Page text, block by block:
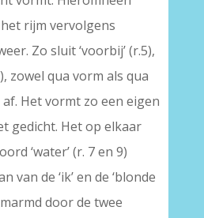
rijm vervolgens
Zo sluit ‘voorbij’ (r.5),
zowel qua vorm als qua
Het vormt zo een eigen
gedicht. Het op elkaar
‘water’ (r. 7 en 9)
van de ‘ik’ en de ‘blonde
door de twee